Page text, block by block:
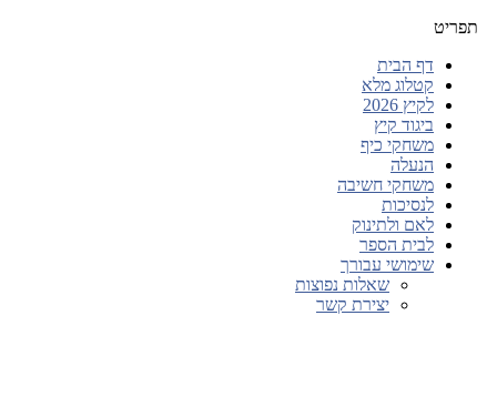
תפריט
דף הבית
קטלוג מלא
לקיץ 2026
ביגוד קיץ
משחקי כיף
הנעלה
משחקי חשיבה
לנסיכות
לאם ולתינוק
לבית הספר
שימושי עבורך
שאלות נפוצות
יצירת קשר